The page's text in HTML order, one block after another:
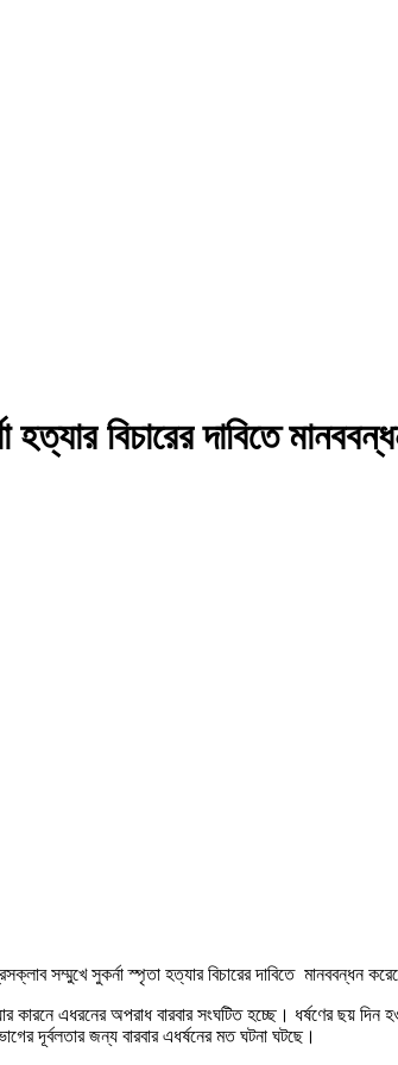
বিচারের দাবিতে
সম্মুখে সুকর্না স্পৃতা হত্যার বিচারের দাবিতে মানববন্ধন
এধরনের অপরাধ বারবার সংঘটিত হচ্ছে। ধর্ষণের ছয়
দূর্বলতার জন্য বারবার এধর্ষনের মত ঘটনা ঘটছে।